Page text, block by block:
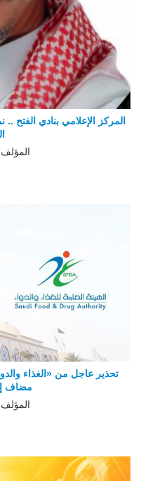
المركز الإعلامي بنادي الفتح ..
تحذير عاجل من «الغذاء
مضاف